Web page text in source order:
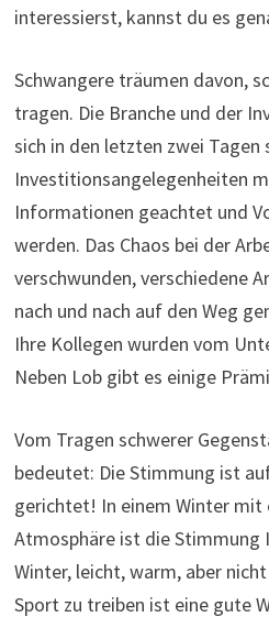
interessierst, kannst du es
Schwangere träumen davon,
tragen. Die Branche und der
sich in den letzten zwei Tagen
Investitionsangelegenheiten
Informationen geachtet und
werden. Das Chaos bei der
verschwunden, verschiedene
nach und nach auf den Weg
Ihre Kollegen wurden vom
Neben Lob gibt es einige
Vom Tragen schwerer
bedeutet: Die Stimmung ist
gerichtet! In einem Winter
Atmosphäre ist die Stimmung
Winter, leicht, warm, aber
Sport zu treiben ist eine gute